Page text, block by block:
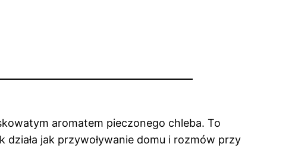
aromatem pieczonego chleba. To
jak przywoływanie domu i rozmów przy